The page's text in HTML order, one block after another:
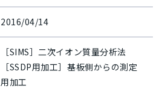
2016/04/14
［SIMS］二次イオン質量分析法
［SSDP用加工］基板側からの測定
用加工